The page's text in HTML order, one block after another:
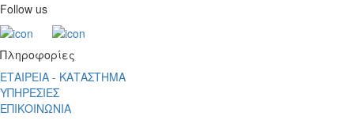
Follow us
Πληροφορίες
ΕΤΑΙΡΕΙΑ - ΚΑΤΑΣΤΗΜΑ
ΥΠΗΡΕΣΙΕΣ
ΕΠΙΚΟΙΝΩΝΙΑ